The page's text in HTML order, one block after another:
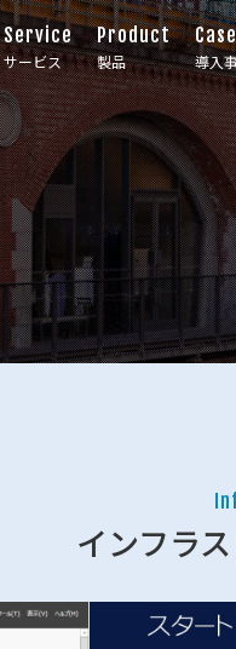
Service
サービス
Product
製品 導入
インフラ